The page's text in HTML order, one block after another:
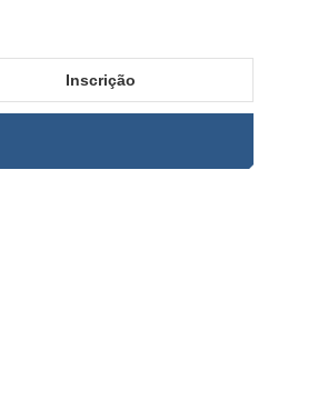
Inscrição